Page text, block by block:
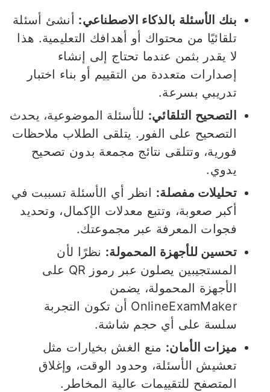
بنك الأسئلة بالذكاء الاصطناعي:أنشئ أسئلة
تلقائيًا من محتواك أو أهدافك التعليمية. هذا
لا يقدر بثمن عندما تحتاج إلى إنشاء
إصدارات متعددة من التقييم أو بناء اختبار
تدريبي بسرعة.
التصحيح التلقائي:للأسئلة الموضوعية، يحدث
التصحيح على الفور. يتلقى الطلاب ملاحظات
فورية، وتتلقى نتائج مجمعة بدون تصحيح
يدوي.
تحليلات مفصلة:انظر أي الأسئلة تسببت في
أكبر صعوبة، وتتبع معدلات الإكمال، وتحديد
فجوات المعرفة عبر مجموعتك.
تحسين للأجهزة المحمولة:نظرًا لأن
المستجيبين يصلون عبر رموز QR على
الأجهزة المحمولة، يضمن
OnlineExamMaker أن تكون التجربة
سلسة على أي حجم شاشة.
ميزات الأمان:منع الغش بخيارات مثل
تعشيش الأسئلة، وحدود الوقت، وإغلاق
المتصفح للتقييمات عالية المخاطر.